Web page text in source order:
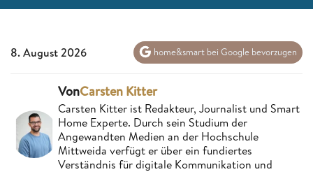
8. August 2026 home&smart bei Google bevorzugen
VonCarsten Kitter
Carsten Kitter ist Redakteur, Journalist und Smart
Home Experte. Durch sein Studium der
Angewandten Medien an der Hochschule
Mittweida verfügt er über ein fundiertes
Verständnis für digitale Kommunikation und